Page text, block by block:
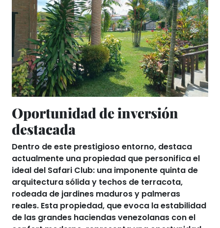
Oportunidad de inversión
destacada
Dentro de este prestigioso entorno, destaca
actualmente una propiedad que personifica el
ideal del Safari Club: una imponente quinta de
arquitectura sólida y techos de terracota,
rodeada de jardines maduros y palmeras
reales. Esta propiedad, que evoca la estabilidad
de las grandes haciendas venezolanas con el